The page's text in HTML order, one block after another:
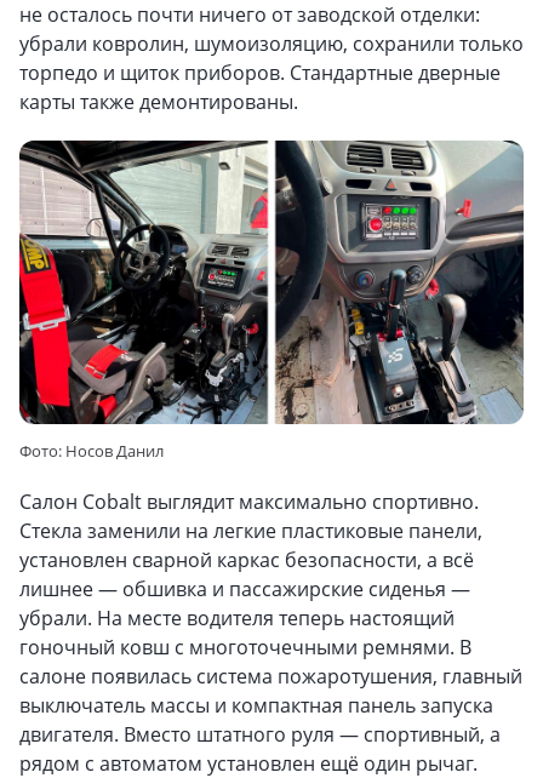
не осталось почти ничего от заводской отделки:
убрали ковролин, шумоизоляцию, сохранили только
торпедо и щиток приборов. Стандартные дверные
карты также демонтированы.
Фото: Носов Данил
Салон Cobalt выглядит максимально спортивно.
Стекла заменили на легкие пластиковые панели,
установлен сварной каркас безопасности, а всё
лишнее — обшивка и пассажирские сиденья —
убрали. На месте водителя теперь настоящий
гоночный ковш c многоточечными ремнями. В
салоне появилась система пожаротушения, главный
выключатель массы и компактная панель запуска
двигателя. Вместо штатного руля — спортивный, а
рядом с автоматом установлен ещё один рычаг.